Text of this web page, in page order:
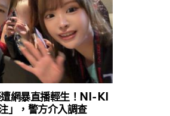
網暴直播輕生！NI-KI
」，警方介入調查